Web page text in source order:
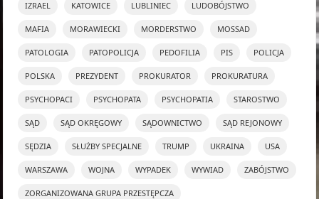
IZRAEL KATOWICE LUBLINIEC LUDOBÓJSTWO
MAFIA MORAWIECKI MORDERSTWO MOSSAD
PATOLOGIA PATOPOLICJA PEDOFILIA PIS POLICJA
POLSKA PREZYDENT PROKURATOR PROKURATURA
PSYCHOPACI PSYCHOPATA PSYCHOPATIA STAROSTWO
SĄD SĄD OKRĘGOWY SĄDOWNICTWO SĄD REJONOWY
SĘDZIA SŁUŻBY SPECJALNE TRUMP UKRAINA USA
WARSZAWA WOJNA WYPADEK WYWIAD ZABÓJSTWO
ZORGANIZOWANA GRUPA PRZESTĘPCZA